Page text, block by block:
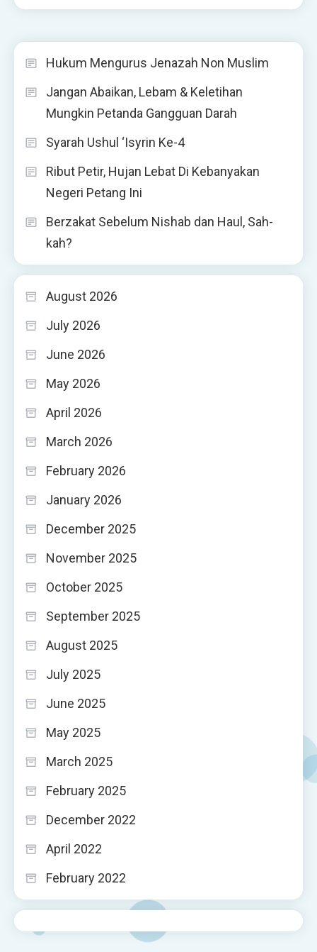
Hukum Mengurus Jenazah Non Muslim
Jangan Abaikan, Lebam & Keletihan
Mungkin Petanda Gangguan Darah
Syarah Ushul ‘Isyrin Ke-4
Ribut Petir, Hujan Lebat Di Kebanyakan
Negeri Petang Ini
Berzakat Sebelum Nishab dan Haul, Sah-
kah?
August 2026
July 2026
June 2026
May 2026
April 2026
March 2026
February 2026
January 2026
December 2025
November 2025
October 2025
September 2025
August 2025
July 2025
June 2025
May 2025
March 2025
February 2025
December 2022
April 2022
February 2022